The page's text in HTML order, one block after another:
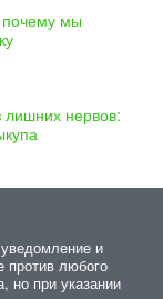
почему мы
лишних нервов:
и
против любого
но при указании